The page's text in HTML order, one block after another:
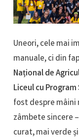
Uneori, cele mai
manuale, ci din
Național de
Liceul cu
fost despre mâini
zâmbete sincere
curat, mai verde